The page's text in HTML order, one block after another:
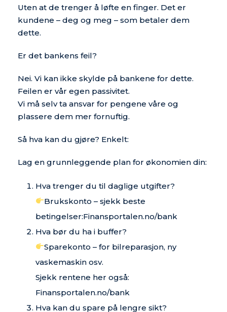
Uten at de trenger å løfte en finger. Det er
kundene – deg og meg – som betaler dem
dette.
Er det bankens feil?
Nei. Vi kan ikke skylde på bankene for dette.
Feilen er vår egen passivitet.
Vi må selv ta ansvar for pengene våre og
plassere dem mer fornuftig.
Så hva kan du gjøre? Enkelt:
Lag en grunnleggende plan for økonomien din:
Hva trenger du til daglige utgifter?
Brukskonto – sjekk beste
betingelser:Finansportalen.no/bank
Hva bør du ha i buffer?
Sparekonto – for bilreparasjon, ny
vaskemaskin osv.
Sjekk rentene her også:
Finansportalen.no/bank
Hva kan du spare på lengre sikt?